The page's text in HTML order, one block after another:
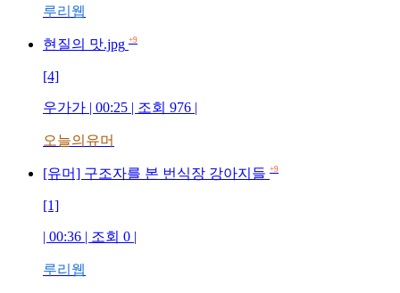
루리웹
현질의 맛.jpg +9
[4]
우가가 | 00:25 | 조회 976 |
오늘의유머
[유머] 구조자를 본 번식장 강아지들 +9
[1]
| 00:36 | 조회 0 |
루리웹